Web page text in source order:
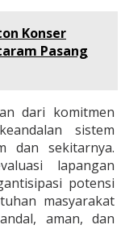
Konser
Pasang
dari komitmen
sistem
dan sekitarnya.
lapangan
potensi
masyarakat
aman, dan